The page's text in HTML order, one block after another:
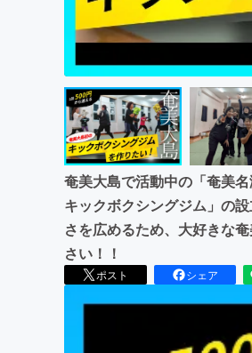
奄美大島で活動中の「奄美
キックボクシングジム」の
さを広めるため、大好きな
さい！！
ポスト シェア